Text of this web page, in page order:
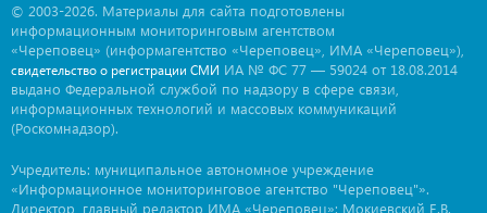
© 2003-2026. Материалы для сайта подготовлены
информационным мониторинговым агентством
«Череповец» (информагентство «Череповец», ИМА «Череповец»),
свидетельство о регистрации СМИ ИА № ФС 77 — 59024 от 18.08.2014
выдано Федеральной службой по надзору в сфере связи,
информационных технологий и массовых коммуникаций
(Роскомнадзор).
Учредитель: муниципальное автономное учреждение
«Информационное мониторинговое агентство "Череповец"».
Директор, главный редактор ИМА «Череповец»: Мокиевский Е.В.